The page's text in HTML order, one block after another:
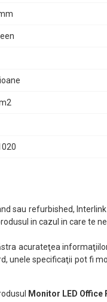
sau refurbished, Interlink
in cazul in care te
acurateţea
unele specificaţii pot fi
Monitor LED Office